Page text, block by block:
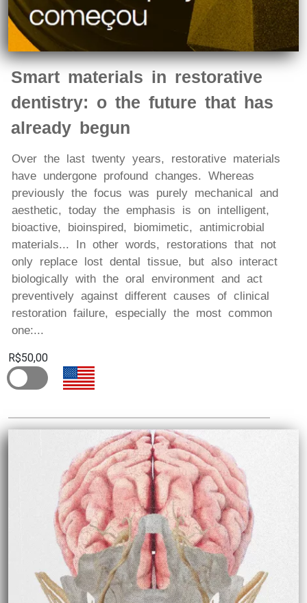
Smart materials in restorative
dentistry: o the future that has
already begun
Over the last twenty years, restorative materials
have undergone profound changes. Whereas
previously the focus was purely mechanical and
aesthetic, today the emphasis is on intelligent,
bioactive, bioinspired, biomimetic, antimicrobial
materials... In other words, restorations that not
only replace lost dental tissue, but also interact
biologically with the oral environment and act
preventively against different causes of clinical
restoration failure, especially the most common
one:...
R$50,00